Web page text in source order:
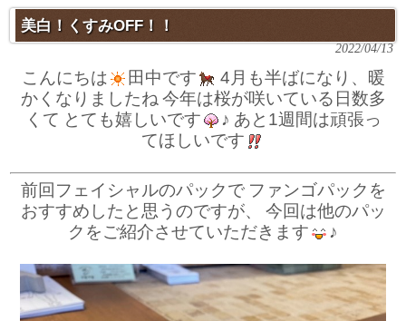
美白！くすみOFF！！
2022/04/13
こんにちは 田中です
4月も半ばになり、暖
かくなりましたね 今年は桜が咲いている日数多
くて とても嬉しいです ♪ あと1週間は頑張っ
てほしいです
前回フェイシャルのパックで ファンゴパックを
おすすめしたと思うのですが、
今回は他のパッ
クをご紹介させていただきます
♪